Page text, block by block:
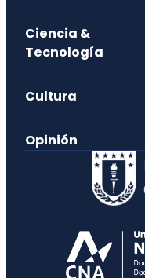
Ciencia &
Tecnología
Cultura
Opinión